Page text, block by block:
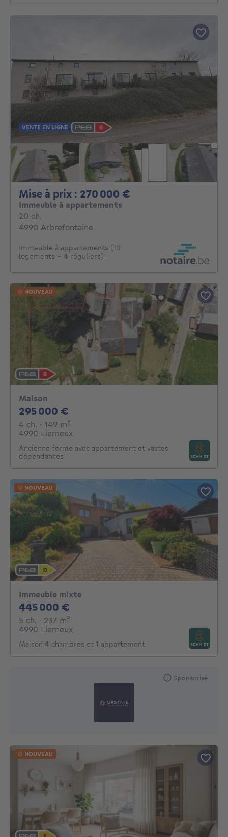
VENTE EN LIGNE
Mise à prix : 270 000 €
Immeuble à appartements
20 ch.
4990 Arbrefontaine
Immeuble à appartements (10
logements - 4 réguliers)
Maison
295 000 €
4 ch. 4 chambres
· 149 m²
4990 Lierneux
Ancienne ferme avec appartement et vastes
dépendances
NOUVEAU
Immeuble mixte
445 000 €
5 ch. 5 chambres
· 237 m²
4990 Lierneux
Maison 4 chambres et 1 appartement
NOUVEAU
Sponsorisé
NOUVEAU